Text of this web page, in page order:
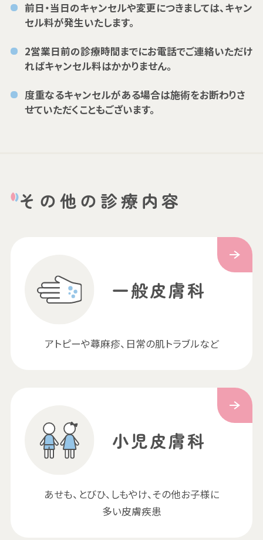
前日・当日のキャンセルや変更につきましては、キャン
セル料が発生いたします。
2営業日前の診療時間までにお電話でご連絡いただけ
ればキャンセル料はかかりません。
度重なるキャンセルがある場合は施術をお断わりさ
せていただくこともございます。
その他の診療内容
一般皮膚科
アトピーや蕁麻疹、日常の肌トラブルなど
小児皮膚科
あせも、とびひ、しもやけ、その他お子様に
多い皮膚疾患